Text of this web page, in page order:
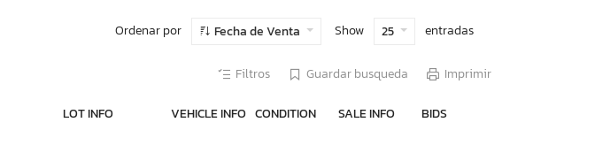
Ordenar por Fecha de Venta Show 25 entradas
Filtros Guardar busqueda Imprimir
LOT INFO VEHICLE INFO CONDITION SALE INFO BIDS